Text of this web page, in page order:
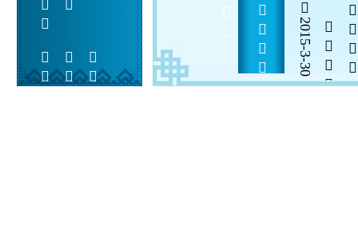
 
2015-3-30